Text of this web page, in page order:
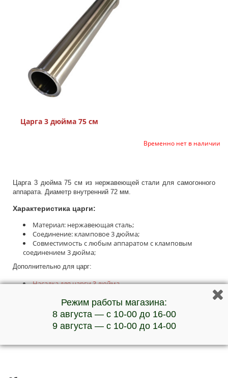
Царга 3 дюйма 75 см
Временно нет в наличии
Царга 3 дюйма 75 см из нержавеющей стали для самогонного
аппарата. Диаметр внутренний 72 мм.
Характеристика царги:
Материал: нержавеющая сталь;
Соединение: кламповое 3 дюйма;
Совместимость с любым аппаратом с кламповым
соединением 3 дюйма;
Дополнительно для царг:
Насадка для царги 3 дюйма
Хомут кламповый 3 дюйма
Прокладки для хомутов 3 дюйма
***Наличие товара и актуальную стоимость уточняйте у
Режим работы магазина:
8 августа — с 10-00 до 16-00
9 августа — с 10-00 до 14-00